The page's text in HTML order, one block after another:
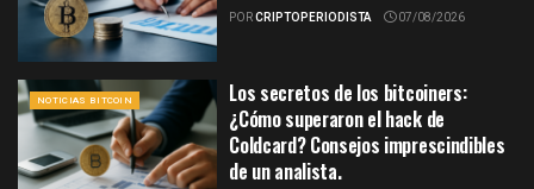
PORCRIPTOPERIODISTA 07/08/2026
NOTICIAS BITCOIN
Los secretos de los bitcoiners:
¿Cómo superaron el hack de
Coldcard? Consejos imprescindibles
de un analista.